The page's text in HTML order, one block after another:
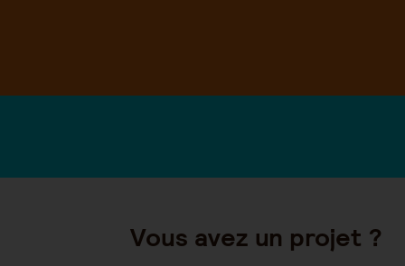
Vous avez un projet ?